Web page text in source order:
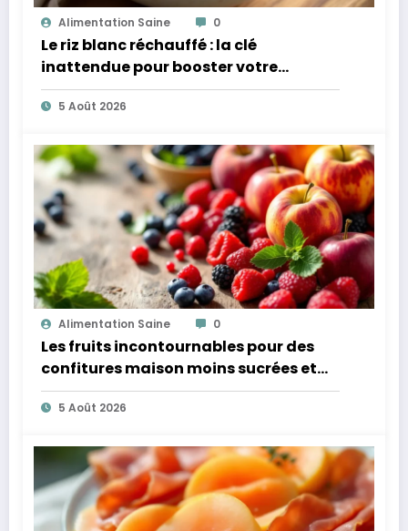
Alimentation Saine 0
Le riz blanc réchauffé : la clé
inattendue pour booster votre
microbiote
5 Août 2026
Alimentation Saine 0
Les fruits incontournables pour des
confitures maison moins sucrées et
plus légères
5 Août 2026